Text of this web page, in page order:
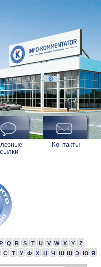
Контакты
P Q R S T U V W X Y
Z
С Т У Ф Х Ц Ч Ш Щ Э Ю Я